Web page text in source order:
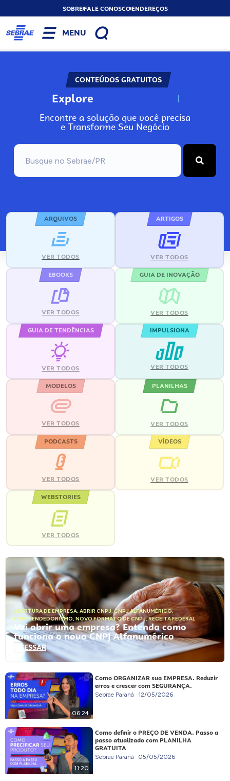
SOBREFALE CONOSCOENDEREÇOS
MENU
CONTEÚDOS GRATUITOS
Explore N
Encontre a solução que você precisa
e Transforme Seu Negócio
ARQUIVOS
VER TODOS
ARTIGOS
VER TODOS
EBOOKS
VER TODOS
GUIA DE INOVAÇÃO
VER TODOS
GUIA DE TENDÊNCIAS
VER TODOS
IMPULSIONA
VER TODOS
MODELOS
VER TODOS
PLANILHAS
VER TODOS
PODCASTS
VER TODOS
VÍDEOS
VER TODOS
WEBSTORIES
VER TODOS
ABERTURA DE EMPRESA, ABRIR CNPJ,CNPJ ALFANUMÉRICO,
EMPREENDEDORISMO, NOVO FORMATO DE CNPJ,RECEITA FEDERAL
Vai abrir uma empresa? Entenda como
funciona o novo CNPJ Alfanumérico
ACESSAR
06:24
Como ORGANIZAR sua EMPRESA. Reduzir
erros e crescer com SEGURANÇA.
Sebrae Paraná 12/05/2026
11:20
Como definir o PREÇO DE VENDA. Passo a
passo atualizado com PLANILHA
GRATUITA
Sebrae Paraná 05/05/2026